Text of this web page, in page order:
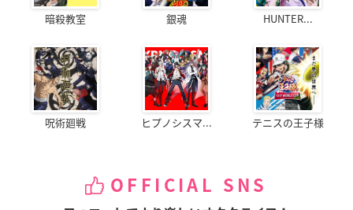
暗殺教室 銀魂 HUNTER...
呪術廻戦 ヒプノシスマ... テニスの王子様
OFFICIAL SNS